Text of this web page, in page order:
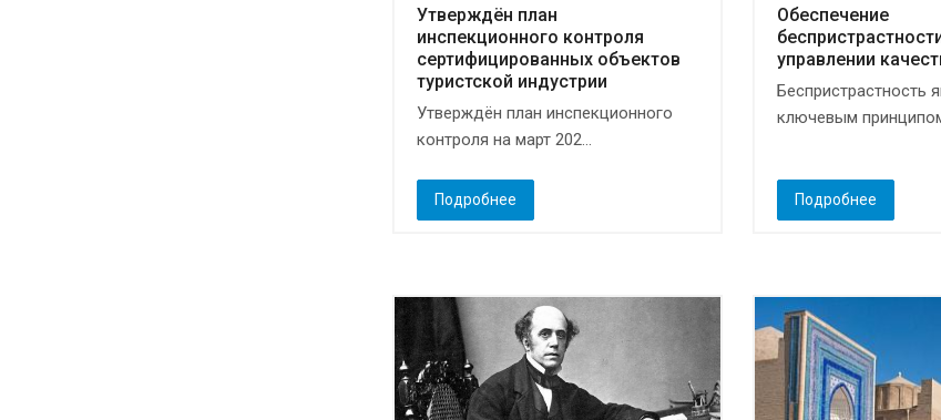
Утверждён план
инспекционного контроля
сертифицированных объектов
туристской индустрии
Утверждён план инспекционного
контроля на март 202...
Подробнее
Обеспечение
управлении
Беспристрастность
ключевым
Подробнее